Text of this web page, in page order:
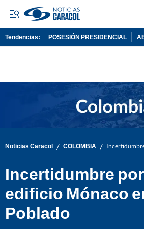
Tendencias: POSESIÓN PRESIDENCIAL
Noticias Caracol / COLOMBIA /
Incertidumbre
edificio Mónaco
Poblado